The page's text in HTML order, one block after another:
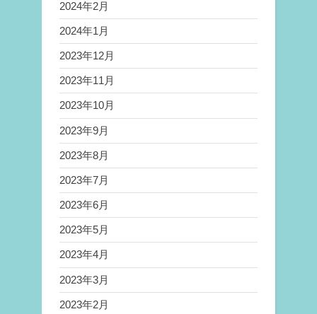
2024年2月
2024年1月
2023年12月
2023年11月
2023年10月
2023年9月
2023年8月
2023年7月
2023年6月
2023年5月
2023年4月
2023年3月
2023年2月